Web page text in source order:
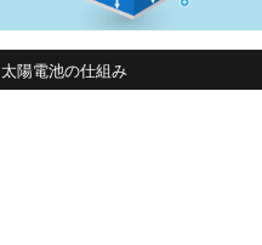
太陽電池の仕組み